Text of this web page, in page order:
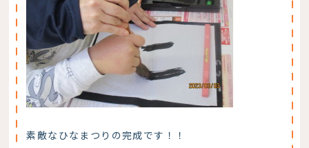
素敵なひなまつりの完成です！！